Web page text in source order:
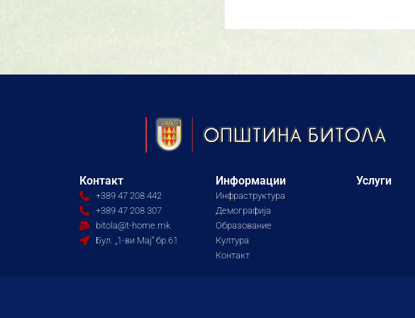
Контакт
+389 47 208 442
+389 47 208 307
bitola@t-home.mk
Бул. „1-ви Мај“ бр.61
Информации
Инфраструктура
Демографија
Образование
Култура
Контакт
Услуги